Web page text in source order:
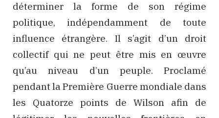
déterminer la forme de son régime
politique, indépendamment de toute
influence étrangère. Il s’agit d’un droit
collectif qui ne peut être mis en œuvre
qu’au niveau d’un peuple. Proclamé
pendant la Première Guerre mondiale dans
les Quatorze points de Wilson afin de